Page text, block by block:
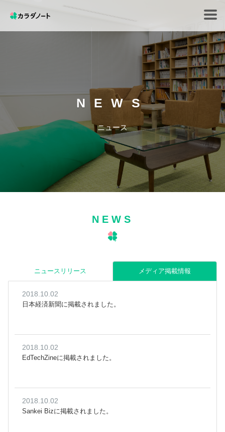
NEWS
ニュース
NEWS
ニュースリリース メディア掲載情報
2018.10.02
日本経済新聞に掲載されました。
2018.10.02
EdTechZineに掲載されました。
2018.10.02
Sankei Bizに掲載されました。